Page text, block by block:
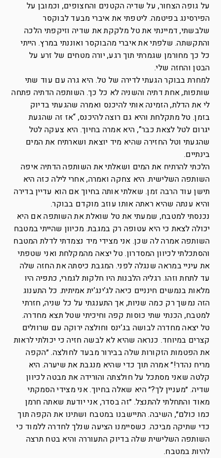
על גופה הצחור, על שדיה הקטנים והחצופים, וכמובן על
הפירסינג בפיטמה. ליטפתי את איברי מבעד לבוקסר
שלבשתי, דמיינתי את טל מלקקת את שדיה וזיקפתי הלכה
והתקשתה. שלפתי את איברי מהבוקסר ואוננתי במרץ. הייתי
כל כך מחורמן שגמרתי תוך רגע, יורה מטחים של זרע על
הבטן והחזה שלי.
למחרת בבוקר הגעתי לדירה של טל. היא גרה עם עוד שתי
שותפות, אחת דתיה והשניה לא כל כך. השותפה הדתיה פתחה
לי את הדלת, הזמינה אותי להיכנס ואמרה שהגעתי בדיוק
בזמן. טל מתקלחת והיא גם רוצה להיכנס, “אז זה שהגעת
יגרום לטל לצאת כבר”, היא אמרה בחיוך. היא צעקה לטל
שהגעתי וטל החזירה שהיא מיד יוצאת ושארתיח את המים
בינתיים.
הלכתי להרתיח את המים ושאלתי את השותפה הדתיה איפה
השותפה השלישית. היא צחקה ואמרה, אחרי לילה כזה היא
תישן עוד הרבה זמן. שאלתי אותה בחיוך אם הוא עדיין בדירה
והיא ענתה שהיא ראתה אותו עוזב מוקדם בבוקר.
נכנסתי למטבח, שמעתי את טל שואלת את השותפה אם היא
יכולה לצאת כי היא עטופה רק במגבת. מכיוון שהייתי במטבח
השותפה אמרה לה שכן. אני מצידי מיד נצמדתי לדלת המטבח
והסתכלתי לכיוון המסדרון. טל יצאה מהמקלחת ואני שטפתי
את עיניי במראה שנגלה לפני. המגבת כיסתה את החזה שלה
עד לתחת וזהו. רגליה הלבנות היו חלקות לגמרי, כתפיה היו
מלאות בנמשים חינניים כיאה לג’ינג’ית אמיתית. כל התענוג
הזה נמשך רק כמה שניות, אך התענגתי על כל שניה, חזרתי
למטבח, הכנתי שתי כוסות קפה וחיכיתי שטל תצא מחדרה.
טל יצאה מחדרה לבושה בג’ינס וחולצה ירוקה עם שרוולים
קצרים במיוחד. כנראה שהיא לא לבשה חזיה כי יכולתי לראות
את הפטמות הזקורות שלה בבירור מבעד לחולצה. ״הקפה
מריח נהדר!״ אמרה תוך כדי שהיא מנגבת את שיערה. היא
קלטה שאני מסתכל על חולצתה והורידה את מבטה לכיוון
שדיה. ״מעניין לך?״ היא שאלה בחיוך. אני מצידי הסמקתי
מאוד והתחלתי להתנצל. ״זה בסדר, אני יודעת שאתה חרמן
כמו כולם״, השיבה. התיישבנו במטבח ושתינו את הקפה תוך
כדי שתיקה מביכה. כשסיימנו הציעה שנלך לחדרה ללמוד כי
השותפה השלישית שלה בדיוק התעוררה והיא בטח תרצה
להיות במטבח.